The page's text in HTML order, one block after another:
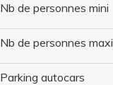
Nb de personnes mini
Nb de personnes maxi
Parking autocars